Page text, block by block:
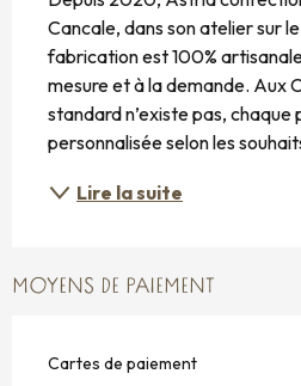
Cancale, dans son atelier sur
fabrication est 100%
mesure et à la demande. Aux
standard n’existe pas, chaque
personnalisée selon les
Lire la suite
MOYENS DE PAIEMENT
Cartes de paiement